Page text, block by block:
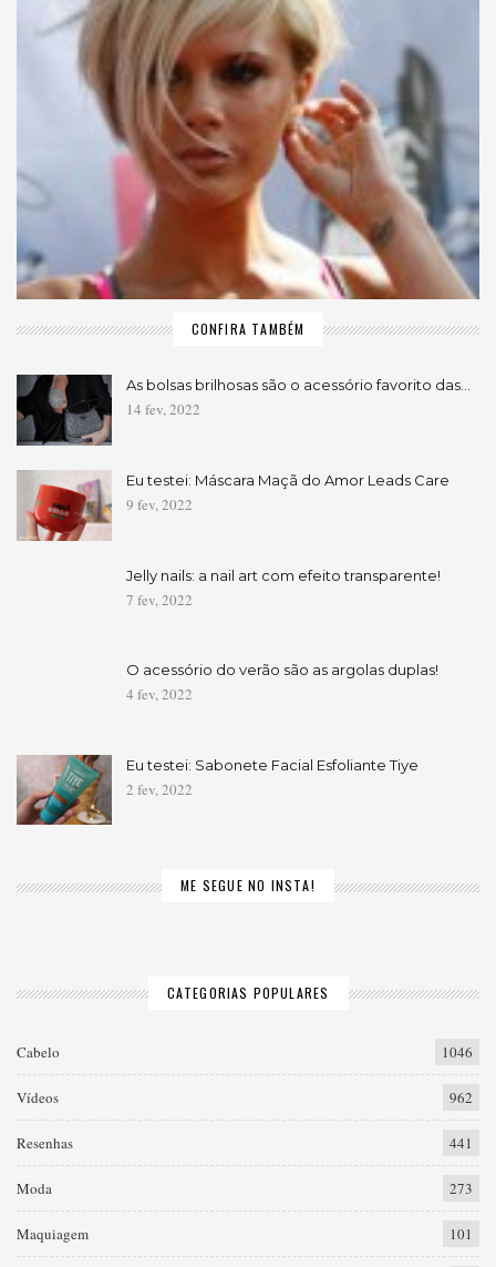
CONFIRA TAMBÉM
As bolsas brilhosas são o acessório favorito das…
14 fev, 2022
Eu testei: Máscara Maçã do Amor Leads Care
9 fev, 2022
Jelly nails: a nail art com efeito transparente!
7 fev, 2022
O acessório do verão são as argolas duplas!
4 fev, 2022
Eu testei: Sabonete Facial Esfoliante Tiye
2 fev, 2022
ME SEGUE NO INSTA!
CATEGORIAS POPULARES
Cabelo 1046
Vídeos 962
Resenhas 441
Moda 273
Maquiagem 101